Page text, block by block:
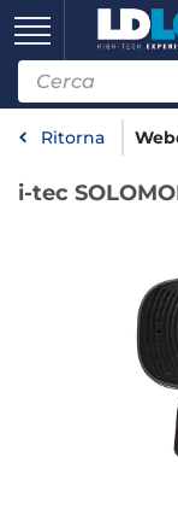
Ritorna
i-tec